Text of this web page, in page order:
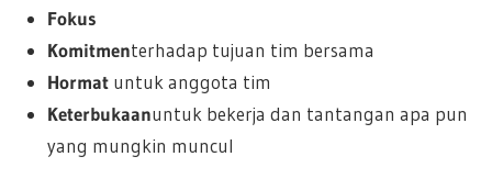
Fokus
Komitmenterhadap tujuan tim bersama
Hormatuntuk anggota tim
Keterbukaanuntuk bekerja dan tantangan apa pun
yang mungkin muncul